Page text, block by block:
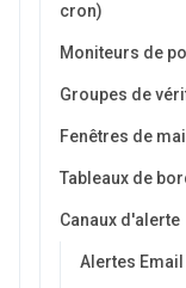
cron)
Moniteurs de
Groupes de
Fenêtres de
Tableaux de
Canaux d'alerte
Alertes Email